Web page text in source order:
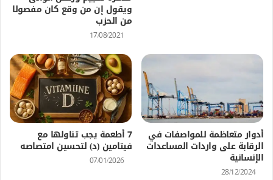
ويقول إن من وقع كان مفصولا
من الحزب
17/08/2021
أدوار متعاظمة للمواصفات في
الرقابة على واردات المساعدات
الإنسانية
28/12/2024
7 أطعمة يجب تناولها مع
فيتامين (د) لتحسين امتصاصه
07/01/2026